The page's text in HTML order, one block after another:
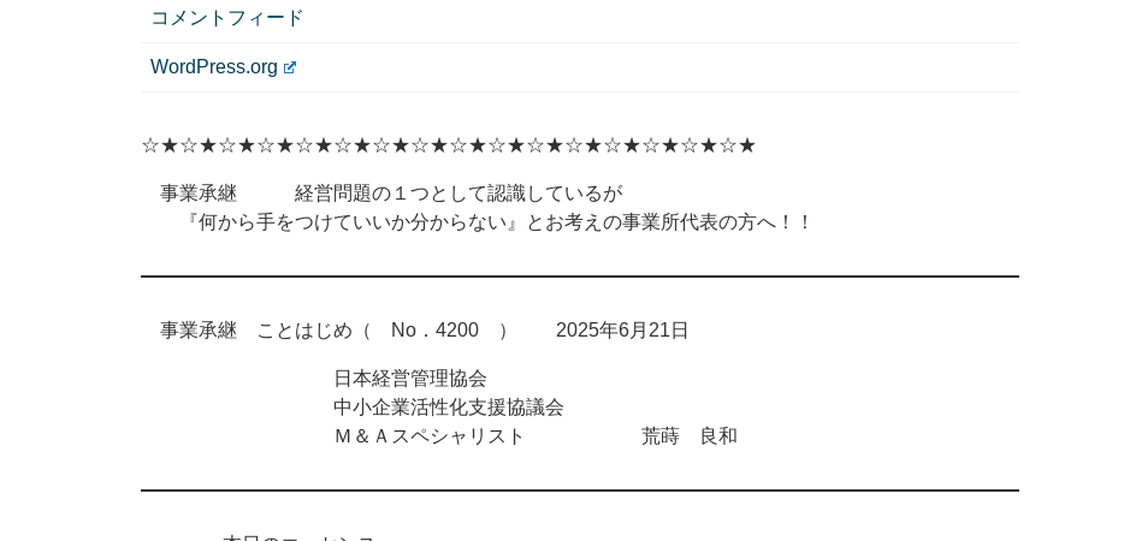
コメントフィード
WordPress.org
☆★☆★☆★☆★☆★☆★☆★☆★☆★☆★☆★☆★☆★☆★☆★☆★
事業承継 経営問題の１つとして認識しているが
『何から手をつけていいか分からない』とお考えの事業所代表の方へ！！
事業承継 ことはじめ（ No．4200 ） 2025年6月21日
日本経営管理協会
中小企業活性化支援協議会
Ｍ＆Ａスペシャリスト 荒蒔 良和